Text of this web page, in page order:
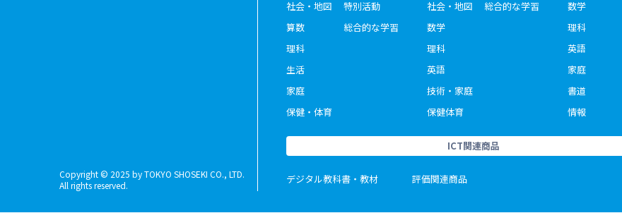
Copyright © 2025 by TOKYO SHOSEKI CO., LTD.
All rights reserved.
社会・地図
算数
理科
生活
家庭
保健・体育
特別活動
総合的な学習
社会・地図
数学
理科
英語
技術・家庭
保健体育
総合的な学習
数学
理科
英語
家庭
書道
情報
ICT関連商品
デジタル教科書・教材 評価関連商品